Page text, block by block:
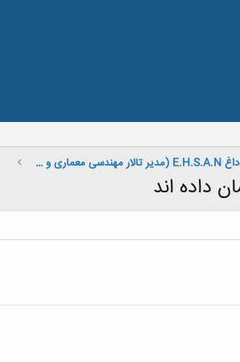
صندلی داغ E.H.S.A.N (مدیر تالار مهندسی معماری و هنـر)